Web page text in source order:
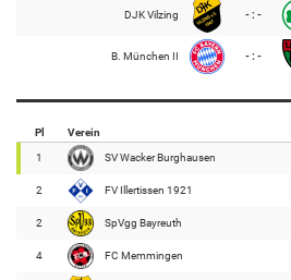
DJK Vilzing - : -
B. München II - : -
Pl Verein
1 SV Wacker Burghausen
2 FV Illertissen 1921
2 SpVgg Bayreuth
4 FC Memmingen